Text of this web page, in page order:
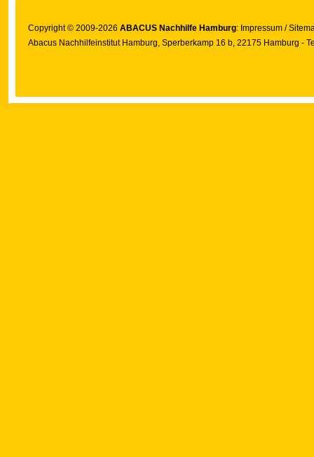
Copyright © 2009-2026 ABACUS Nachhilfe Hamburg: Impressum /
Abacus Nachhilfeinstitut Hamburg, Sperberkamp 16 b, 22175 Hamburg -